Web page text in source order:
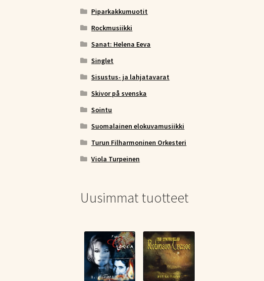
Piparkakkumuotit
Rockmusiikki
Sanat: Helena Eeva
Singlet
Sisustus- ja lahjatavarat
Skivor på svenska
Sointu
Suomalainen elokuvamusiikki
Turun Filharmoninen Orkesteri
Viola Turpeinen
Uusimmat tuotteet